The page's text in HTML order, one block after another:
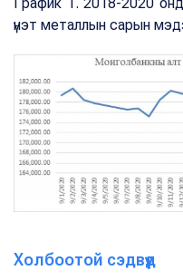
График 1. 2018-2020
үнэт металлын сарын
Холбоотой сэдвүүд